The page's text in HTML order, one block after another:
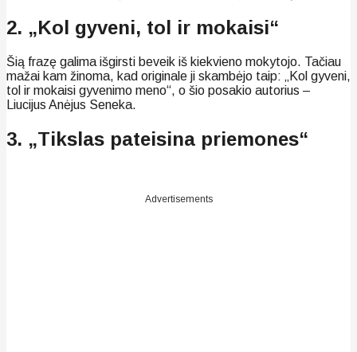
2. „Kol gyveni, tol ir mokaisi“
Šią frazę galima išgirsti beveik iš kiekvieno mokytojo. Tačiau
mažai kam žinoma, kad originale ji skambėjo taip: „Kol gyveni,
tol ir mokaisi gyvenimo meno“, o šio posakio autorius –
Liucijus Anėjus Seneka.
3. „Tikslas pateisina priemones“
Advertisements